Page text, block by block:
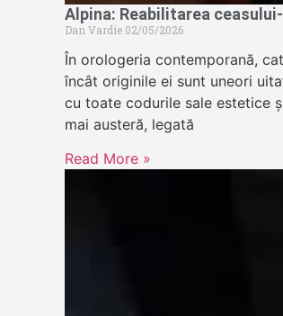
Alpina: Reabilitarea
Dan Vardie 02/05/2026
În orologeria contemporană,
încât originile ei sunt uneori
cu toate codurile sale estetice
mai austeră, legată
Read More »